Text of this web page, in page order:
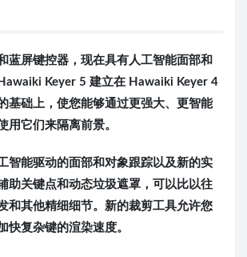
蓝屏键控器，现在具有人工智能面部和
Keyer 5 建立在 Hawaiki Keyer 4
基础上，使您能够通过更强大、更智能
用它们来隔离前景。
智能驱动的面部和对象跟踪以及新的实
助关键点和动态垃圾遮罩，可以比以往
和其他精细细节。新的裁剪工具允许您
快复杂键的渲染速度。